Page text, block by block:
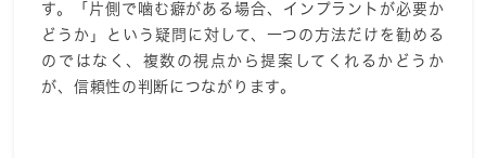
す。「片側で噛む癖がある場合、インプラントが必要か
どうか」という疑問に対して、一つの方法だけを勧める
のではなく、複数の視点から提案してくれるかどうか
が、信頼性の判断につながります。